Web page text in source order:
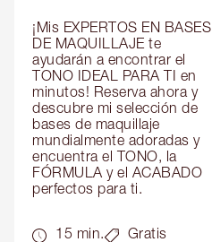
¡Mis EXPERTOS EN BASES
DE MAQUILLAJE te
ayudarán a encontrar el
TONO IDEAL PARA TI en
minutos! Reserva ahora y
descubre mi selección de
bases de maquillaje
mundialmente adoradas y
encuentra el TONO, la
FÓRMULA y el ACABADO
perfectos para ti.
15 min. Gratis